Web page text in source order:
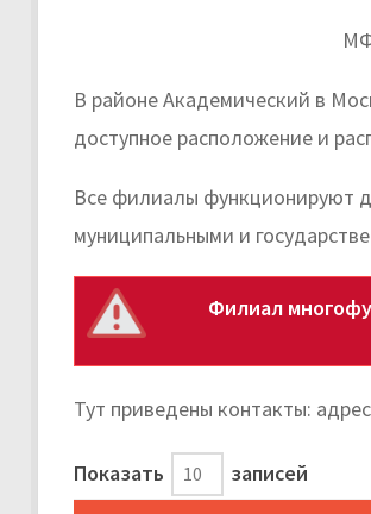
В районе Академический в
доступное расположение и
Все филиалы функционируют
муниципальными и
Филиал
Тут приведены контакты:
Показать записей